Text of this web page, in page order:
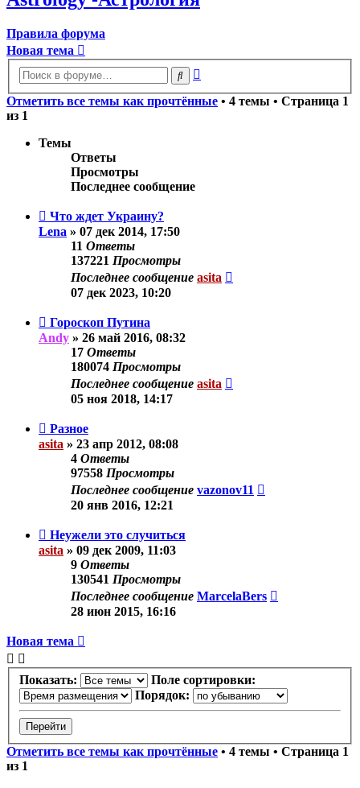
Правила форума
Новая тема
Поиск
Отметить все темы как прочтённые • 4 темы • Страница 1
из 1
Темы
Ответы
Просмотры
Последнее сообщение
Что ждет Украину?
Lena » 07 дек 2014, 17:50
11 Ответы
137221 Просмотры
Последнее сообщение asita
07 дек 2023, 10:20
Гороскоп Путина
Andy » 26 май 2016, 08:32
17 Ответы
180074 Просмотры
Последнее сообщение asita
05 ноя 2018, 14:17
Разное
asita » 23 апр 2012, 08:08
4 Ответы
97558 Просмотры
Последнее сообщение vazonov11
20 янв 2016, 12:21
Неужели это случиться
asita » 09 дек 2009, 11:03
9 Ответы
130541 Просмотры
Последнее сообщение MarcelaBers
28 июн 2015, 16:16
Новая тема
Показать:
Поле сортировки:
Порядок:
Отметить все темы как прочтённые • 4 темы • Страница 1
из 1